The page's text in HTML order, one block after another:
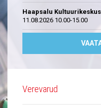
Haapsalu
11.08.2026 10.00-15.00
Verevarud